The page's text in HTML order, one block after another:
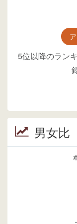
5位以降のラン
男女比